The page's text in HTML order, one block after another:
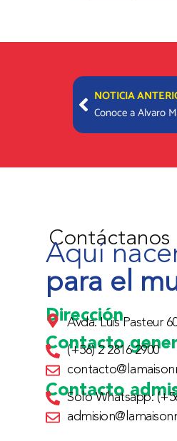
PrevNOTICIA
Conoce a Alvaro
Contáctanos
Aquí
para el
Dirección
Avda. Luis Pasteur
Contacto
(+56) 2 2816 2900
Contacto
Solo Whatsapp: